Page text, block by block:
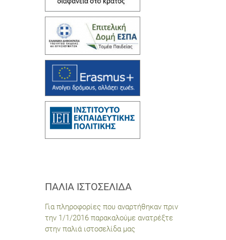
ΠΑΛΙΆ ΙΣΤΟΣΕΛΊΔΑ
Για πληροφορίες που αναρτήθηκαν πριν
την 1/1/2016 παρακαλούμε ανατρέξτε
στην παλιά ιστοσελίδα μας